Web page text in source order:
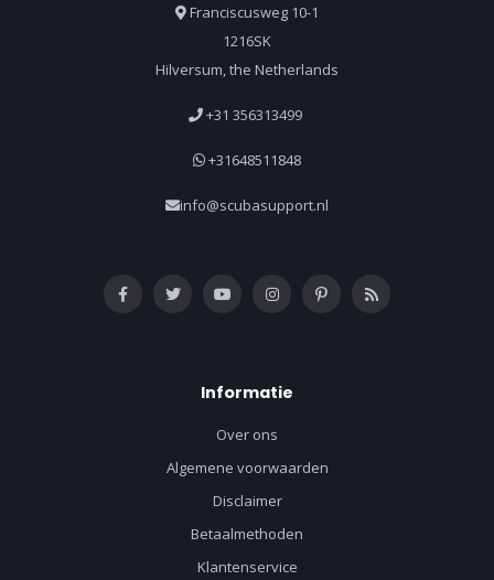
Franciscusweg 10-1
1216SK
Hilversum, the Netherlands
+31 356313499
+31648511848
info@scubasupport.nl
Informatie
Over ons
Algemene voorwaarden
Disclaimer
Betaalmethoden
Klantenservice